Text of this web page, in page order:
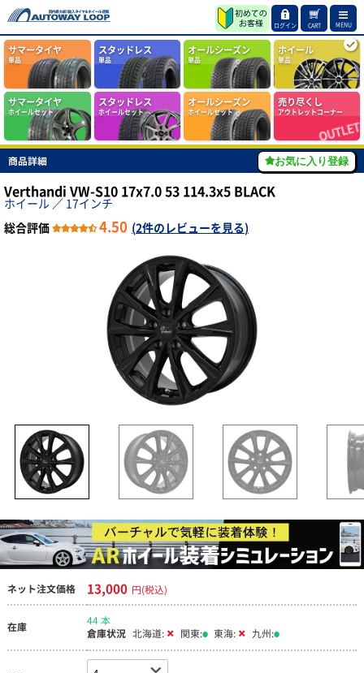
ログイン CART MENU
サマータイヤ
単品
スタッドレス
単品
オールシーズン
単品
ホイール
単品
サマータイヤ
ホイールセット
スタッドレス
ホイールセット
オールシーズン
ホイールセット
売り尽くし
アウトレットコーナー
商品詳細 お気に入り登録
Verthandi VW-S10 17x7.0 53 114.3x5 BLACK
ホイール ／ 17インチ
総合評価
4.50 (2件のレビューを見る)
ネット注文価格 13,000 円(税込)
在庫
44 本
倉庫状況 北海道: 関東: 東海: 九州: